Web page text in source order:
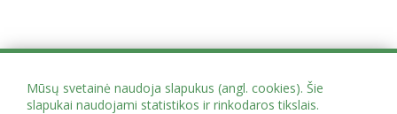
Mūsų svetainė naudoja slapukus (angl. cookies). Šie
slapukai naudojami statistikos ir rinkodaros tikslais.